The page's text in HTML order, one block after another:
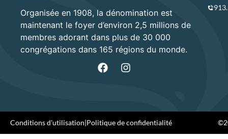
Organisée en 1908, la dénomination est
maintenant le foyer d’environ 2,5 millions de
membres adorant dans plus de 30 000
congrégations dans 165 régions du monde.
Conditions d'utilisation|Politique de confidentialité